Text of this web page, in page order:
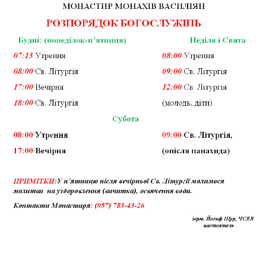
Архистратига Михаїла (м. Люботин)
Покрови Пресвятої Богородиці (с. Вільча)
Преображенська парафія (м. Лозова)
Парафія Благовіщення Пресвятої Богородиці (смт
Золочів)
Парафія Різдва Пресвятої Богородиці м. Берестин
(Красноград)
Парохії Полтавської області
Пресвятої Трійці (м. Полтава)
Свято-Юріївська парафія (м. Полтава)
Архистратига Михаїла (с. Пригарівка)
Благовіщення Пресвятої Богородиці (с. Шевченки)
Газета Християнський голос
Надруковані числа
Молитви
Галерея
Рух pro-life